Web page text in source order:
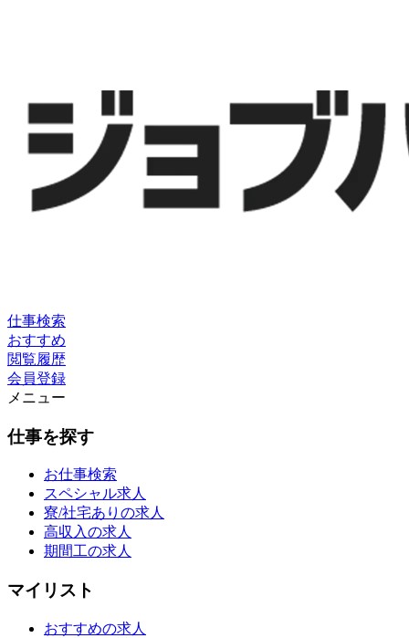
仕事検索
おすすめ
閲覧履歴
会員登録
メニュー
仕事を探す
お仕事検索
スペシャル求人
寮/社宅ありの求人
高収入の求人
期間工の求人
マイリスト
おすすめの求人